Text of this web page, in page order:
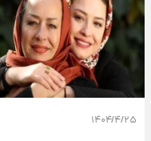
۱۴۰۴/۴/۲۵